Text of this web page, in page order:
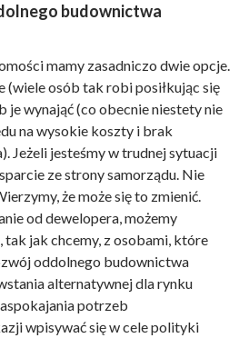
budownictwa
mamy zasadniczo dwie opcje.
(wiele osób tak robi posiłkując się
je wynająć (co obecnie niestety nie
na wysokie koszty i brak
Jeżeli jesteśmy w trudnej sytuacji
ze strony samorządu. Nie
że może się to zmienić.
od dewelopera, możemy
jak chcemy, z osobami, które
oddolnego budownictwa
alternatywnej dla rynku
potrzeb
wpisywać się w cele polityki